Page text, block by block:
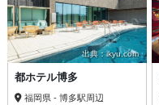
出典：ikyu.com
都ホテル博多
福岡県 - 博多駅周辺